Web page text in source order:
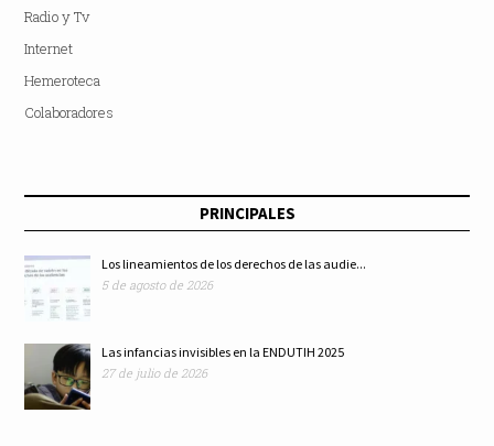
Radio y Tv
Internet
Hemeroteca
Colaboradores
PRINCIPALES
Los lineamientos de los derechos de las audie...
5 de agosto de 2026
Las infancias invisibles en la ENDUTIH 2025
27 de julio de 2026